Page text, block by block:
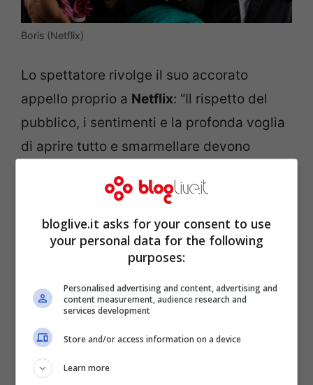
Boris (Netflix)
Lo spettatore rivolge il suo accorato
appello proprio a Netflix: “Il rispetto del
pubblico, i sentimenti e la profonda voglia
di aprire tutto e smarmellare devono
una speranza riproponendo il miglior
prodotto comedy italiano degli ultimi 20
anni”.
bloglive.it asks for your consent to use
your personal data for the following
purposes:
Personalised advertising and content, advertising and
content measurement, audience research and
services development
Store and/or access information on a device
Learn more